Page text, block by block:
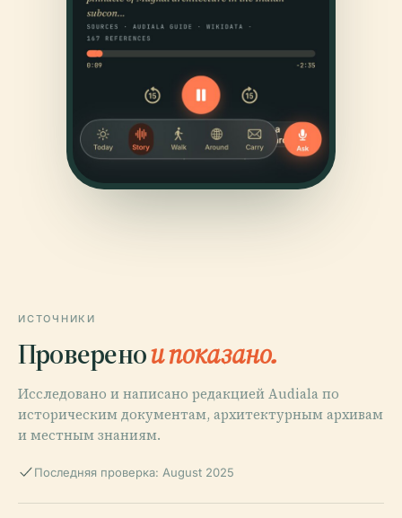
ИСТОЧНИКИ
Проверенои показано.
Исследовано и написано редакцией Audiala по
историческим документам, архитектурным архивам
и местным знаниям.
Последняя проверка: August 2025